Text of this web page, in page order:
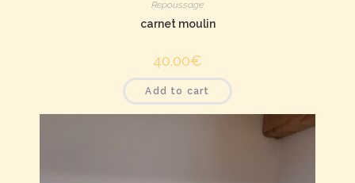
Repoussage
carnet moulin
40.00€
Add to cart